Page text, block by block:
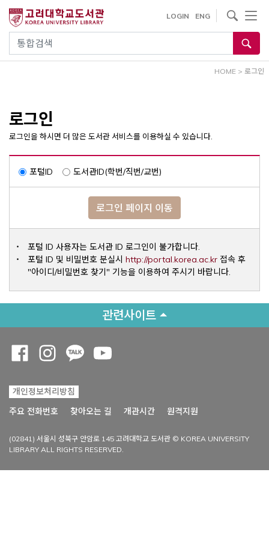
건
통합검색
LOGIN ENG
사이트내 검색
HOME > 로그인
로그인
로그인을 하시면 더 많은 도서관 서비스를 이용하실 수 있습니다.
포털ID 도서관ID(학번/직번/교번)
로그인 페이지 이동
포털 ID 사용자는 도서관 ID 로그인이 불가합니다.
포털 ID 및 비밀번호 분실시 http://portal.korea.ac.krOpens a
접속 후
"아이디/비밀번호 찾기" 기능을 이용하여 주시기 바랍니다.
관련사이트
개인정보처리방침
주요 전화번호
찾아오는 길 개관시간 원격지원
(02841) 서울시 성북구 안암로 145 고려대학교 도서관 © KOREA UNIVERSITY
LIBRARY ALL RIGHTS RESERVED.
Opens a new window
Opens a new window
Opens a new window